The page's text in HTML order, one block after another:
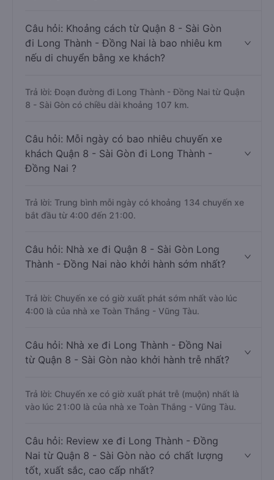
Câu hỏi: Khoảng cách từ Quận 8 - Sài Gòn
đi Long Thành - Đồng Nai là bao nhiêu km
nếu di chuyển bằng xe khách?
Trả lời: Đoạn đường đi Long Thành - Đồng Nai từ Quận
8 - Sài Gòn có chiều dài khoảng 107 km.
Câu hỏi: Mỗi ngày có bao nhiêu chuyến xe
khách Quận 8 - Sài Gòn đi Long Thành -
Đồng Nai ?
Trả lời: Trung bình mỗi ngày có khoảng 134 chuyến xe
bắt đầu từ 4:00 đến 21:00.
Câu hỏi: Nhà xe đi Quận 8 - Sài Gòn Long
Thành - Đồng Nai nào khởi hành sớm nhất?
Trả lời: Chuyến xe có giờ xuất phát sớm nhất vào lúc
4:00 là của nhà xe Toàn Thắng - Vũng Tàu.
Câu hỏi: Nhà xe đi Long Thành - Đồng Nai
từ Quận 8 - Sài Gòn nào khởi hành trễ nhất?
Trả lời: Chuyến xe có giờ xuất phát trễ (muộn) nhất là
vào lúc 21:00 là của nhà xe Toàn Thắng - Vũng Tàu.
Câu hỏi: Review xe đi Long Thành - Đồng
Nai từ Quận 8 - Sài Gòn nào có chất lượng
tốt, xuất sắc, cao cấp nhất?